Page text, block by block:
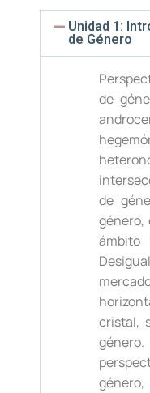
Unidad 1:
de Género
de
de
género,
ámbito
cristal,
género,